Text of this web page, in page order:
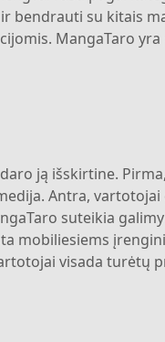
su kitais
MangaTaro
ją išskirtine.
Antra,
suteikia
mobiliesiems
visada turėtų